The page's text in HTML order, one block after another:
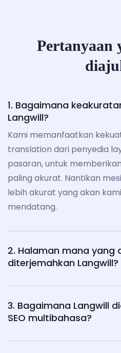
Pertanyaan
1. Bagaimana
Langwill?
Kami memanfaatkan
translation dari penyedia
pasaran, untuk
paling akurat. Nantikan
lebih akurat yang akan
mendatang.
2. Halaman mana yang
diterjemahkan Langwill?
3. Bagaimana Langwill
SEO multibahasa?